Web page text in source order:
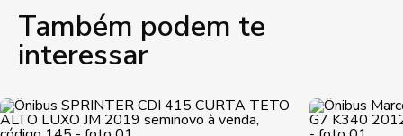
Também podem te
interessar